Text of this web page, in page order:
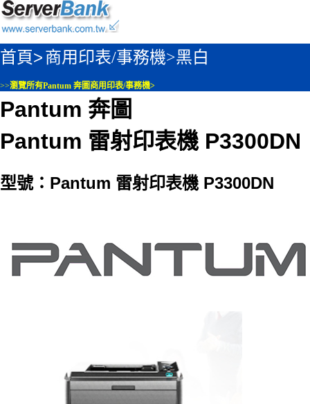
首頁>商用印表/事務機>黑白
>>瀏覽所有Pantum 奔圖商用印表/事務機>
Pantum 奔圖
Pantum 雷射印表機 P3300DN
型號：Pantum 雷射印表機 P3300DN